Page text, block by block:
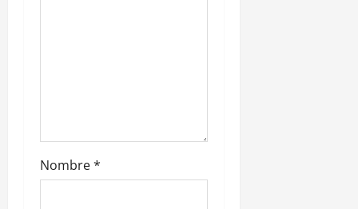
a
s
Nombre*